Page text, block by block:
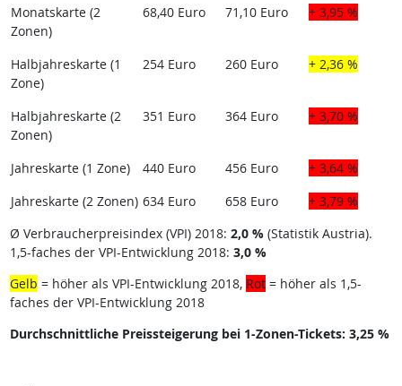
Monatskarte (2
Zonen)
68,40 Euro 71,10 Euro + 3,95 %
Halbjahreskarte (1
Zone)
254 Euro 260 Euro + 2,36 %
Halbjahreskarte (2
Zonen)
351 Euro 364 Euro + 3,70 %
Jahreskarte (1 Zone) 440 Euro 456 Euro
+ 3,64 %
Jahreskarte (2 Zonen) 634 Euro 658 Euro
+ 3,79 %
Ø Verbraucherpreisindex (VPI) 2018: 2,0 %(Statistik Austria).
1,5-faches der VPI-Entwicklung 2018: 3,0 %
Gelb = höher als VPI-Entwicklung 2018, Rot= höher als 1,5-
faches der VPI-Entwicklung 2018
Durchschnittliche Preissteigerung bei 1-Zonen-Tickets: 3,25 %